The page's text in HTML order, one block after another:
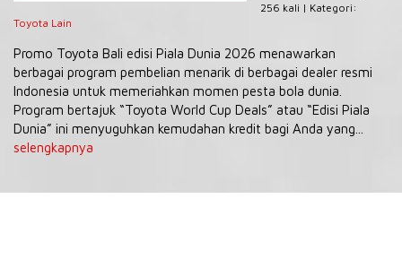
256 kali | Kategori:
Toyota Lain
Promo Toyota Bali edisi Piala Dunia 2026 menawarkan
berbagai program pembelian menarik di berbagai dealer resmi
Indonesia untuk memeriahkan momen pesta bola dunia.
Program bertajuk “Toyota World Cup Deals” atau “Edisi Piala
Dunia” ini menyuguhkan kemudahan kredit bagi Anda yang...
selengkapnya